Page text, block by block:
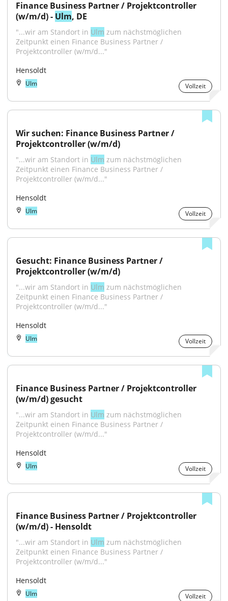
Finance Business Partner / Projektcontroller
(w/m/d) - Ulm, DE
"...wir am Standort in Ulm zum nächstmöglichen
Zeitpunkt einen Finance Business Partner /
Projektcontroller (w/m/d..."
Hensoldt
Ulm Vollzeit
Wir suchen: Finance Business Partner /
Projektcontroller (w/m/d)
"...wir am Standort in Ulm zum nächstmöglichen
Zeitpunkt einen Finance Business Partner /
Projektcontroller (w/m/d..."
Hensoldt
Ulm Vollzeit
Gesucht: Finance Business Partner /
Projektcontroller (w/m/d)
"...wir am Standort in Ulm zum nächstmöglichen
Zeitpunkt einen Finance Business Partner /
Projektcontroller (w/m/d..."
Hensoldt
Ulm Vollzeit
Finance Business Partner / Projektcontroller
(w/m/d) gesucht
"...wir am Standort in Ulm zum nächstmöglichen
Zeitpunkt einen Finance Business Partner /
Projektcontroller (w/m/d..."
Hensoldt
Ulm Vollzeit
Finance Business Partner / Projektcontroller
(w/m/d) - Hensoldt
"...wir am Standort in Ulm zum nächstmöglichen
Zeitpunkt einen Finance Business Partner /
Projektcontroller (w/m/d..."
Hensoldt
Ulm Vollzeit